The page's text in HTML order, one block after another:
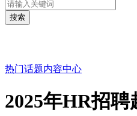
搜索
热门话题内容中心
2025年HR招